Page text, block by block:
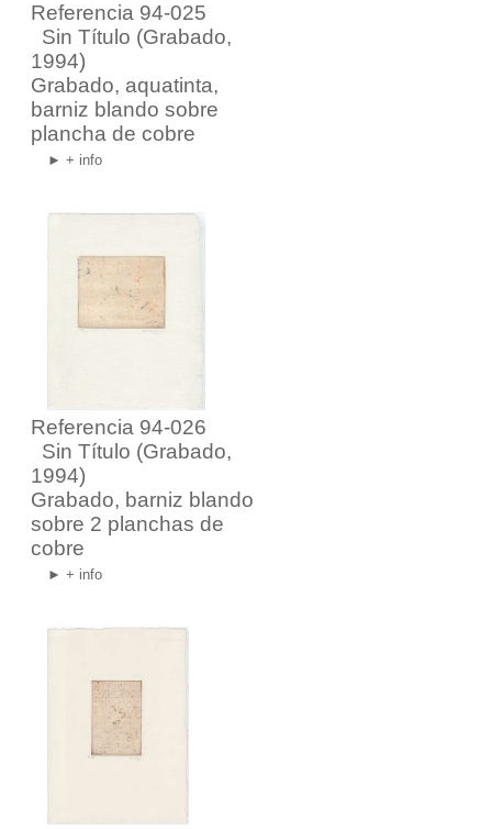
Referencia 94-025
Sin Título (Grabado,
1994)
Grabado, aquatinta,
barniz blando sobre
plancha de cobre
► + info
Referencia 94-026
Sin Título (Grabado,
1994)
Grabado, barniz blando
sobre 2 planchas de
cobre
► + info